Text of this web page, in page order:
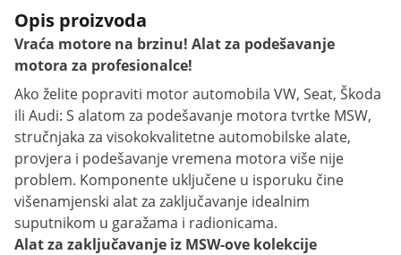
Opis proizvoda
Vraća motore na brzinu! Alat za podešavanje
motora za profesionalce!
Ako želite popraviti motor automobila VW, Seat, Škoda
ili Audi: S alatom za podešavanje motora tvrtke MSW,
stručnjaka za visokokvalitetne automobilske alate,
provjera i podešavanje vremena motora više nije
problem. Komponente uključene u isporuku čine
višenamjenski alat za zaključavanje idealnim
suputnikom u garažama i radionicama.
Alat za zaključavanje iz MSW-ove kolekcije